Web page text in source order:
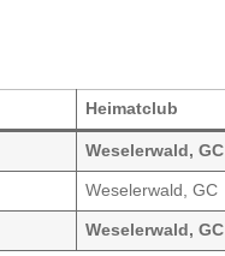
Heimatclub
Weselerwald, GC
Weselerwald, GC
Weselerwald, GC